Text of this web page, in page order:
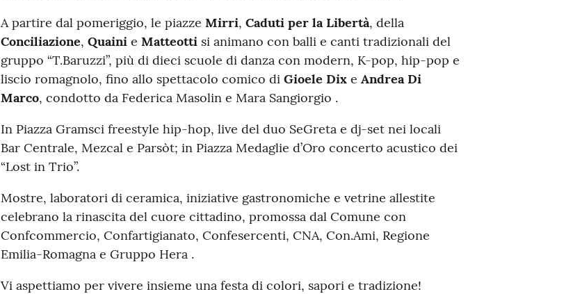
A partire dal pomeriggio, le piazze Mirri, Caduti per la Libertà, della
Conciliazione, Quaini e Matteotti si animano con balli e canti tradizionali del
gruppo “T.Baruzzi”, più di dieci scuole di danza con modern, K-pop, hip-pop e
liscio romagnolo, fino allo spettacolo comico di Gioele Dixe Andrea Di
Marco, condotto da Federica Masolin e Mara Sangiorgio .
In Piazza Gramsci freestyle hip-hop, live del duo SeGreta e dj-set nei locali
Bar Centrale, Mezcal e Parsòt; in Piazza Medaglie d’Oro concerto acustico dei
“Lost in Trio”.
Mostre, laboratori di ceramica, iniziative gastronomiche e vetrine allestite
celebrano la rinascita del cuore cittadino, promossa dal Comune con
Confcommercio, Confartigianato, Confesercenti, CNA, Con.Ami, Regione
Emilia-Romagna e Gruppo Hera .
Vi aspettiamo per vivere insieme una festa di colori, sapori e tradizione!